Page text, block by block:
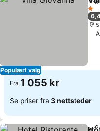
Populært valg
Del
1
6,4
Fra 1 055 kr
Se priser fra 3 nettsteder